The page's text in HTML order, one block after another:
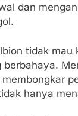
dan
tidak
berbahaya.
hanya